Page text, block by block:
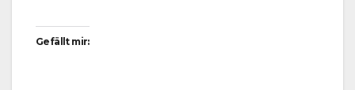
Gefällt mir: